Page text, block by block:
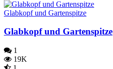
Glabkopf und Gartenspitze
Glabkopf und Gartenspitze
1
19K